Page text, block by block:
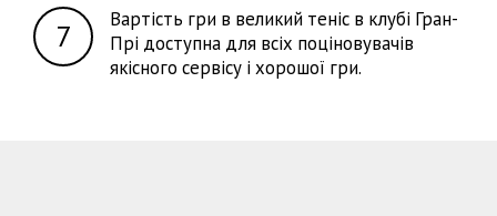
Вартість гри в великий теніс в клубі Гран-
Прі доступна для всіх поціновувачів
якісного сервісу і хорошої гри.